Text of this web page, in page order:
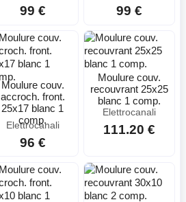
99 € 99 €
Moulure couv.
accroch. front.
25x17 blanc 1
comp.
Elettrocanali
96 €
Moulure couv.
recouvrant 25x25
blanc 1 comp.
Elettrocanali
111.20 €